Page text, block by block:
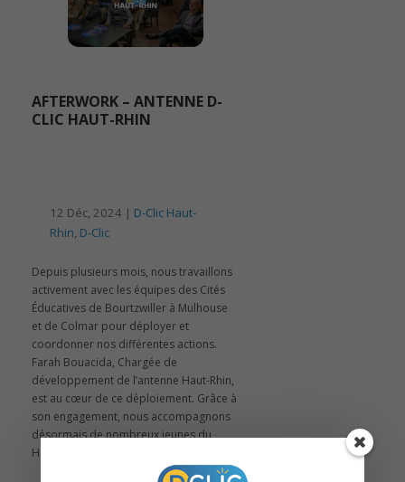
AFTERWORK – ANTENNE D-
CLIC HAUT-RHIN
12 Déc, 2024 | D-Clic Haut-
Rhin D-Clic
Depuis plusieurs mois, nous travaillons
activement avec les équipes des Cités
Éducatives de Bourtzwiller à Mulhouse
et de Colmar pour déployer et
coordonner nos différentes actions.
Farah Bouacida, Chargée de
développement de l’antenne Haut-Rhin,
est au cœur de ce déploiement. Grâce à
son engagement, nous accompagnons
désormais de nombreux jeunes du
Haut-Rhin.